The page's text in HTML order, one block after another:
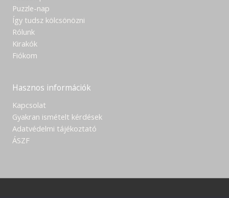
Puzzle-nap
Így tudsz kölcsönözni
Rólunk
Kirakók
Fiókom
Hasznos információk
Kapcsolat
Gyakran ismételt kérdések
Adatvédelmi tájékoztató
ÁSZF